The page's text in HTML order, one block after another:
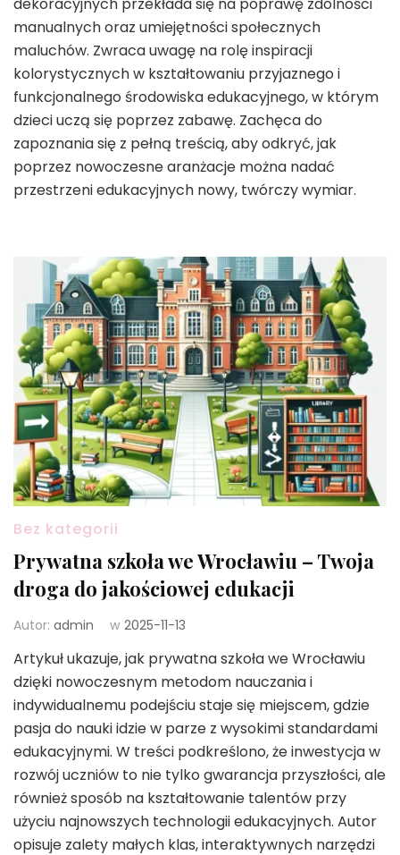
manualnych oraz umiejętności społecznych
maluchów. Zwraca uwagę na rolę inspiracji
kolorystycznych w kształtowaniu przyjaznego i
funkcjonalnego środowiska edukacyjnego, w którym
dzieci uczą się poprzez zabawę. Zachęca do
zapoznania się z pełną treścią, aby odkryć, jak
poprzez nowoczesne aranżacje można nadać
przestrzeni edukacyjnych nowy, twórczy wymiar.
Bez kategorii
Prywatna szkoła we Wrocławiu – Twoja
droga do jakościowej edukacji
Autor: admin w 2025-11-13
Artykuł ukazuje, jak prywatna szkoła we Wrocławiu
dzięki nowoczesnym metodom nauczania i
indywidualnemu podejściu staje się miejscem, gdzie
pasja do nauki idzie w parze z wysokimi standardami
edukacyjnymi. W treści podkreślono, że inwestycja w
rozwój uczniów to nie tylko gwarancja przyszłości, ale
również sposób na kształtowanie talentów przy
użyciu najnowszych technologii edukacyjnych. Autor
opisuje zalety małych klas, interaktywnych narzędzi